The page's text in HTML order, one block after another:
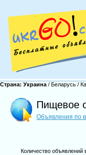
Страна: Украина / Беларусь /
Пищевое
Объявления по
Количество объявлений